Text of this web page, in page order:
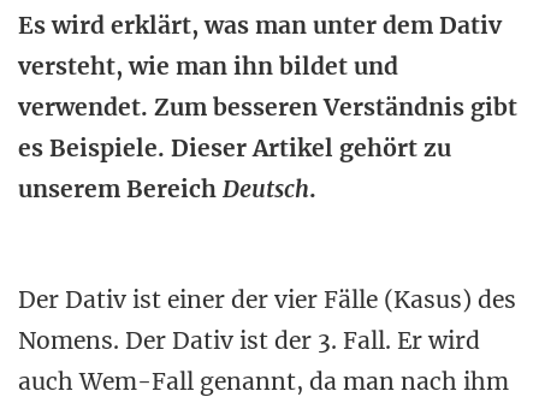
Es wird erklärt, was man unter dem Dativ
versteht, wie man ihn bildet und
verwendet. Zum besseren Verständnis gibt
es Beispiele. Dieser Artikel gehört zu
unserem Bereich Deutsch.
Der Dativ ist einer der vier Fälle (Kasus) des
Nomens. Der Dativ ist der 3. Fall. Er wird
auch Wem-Fall genannt, da man nach ihm